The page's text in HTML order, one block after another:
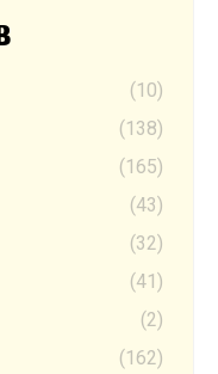
(10)
(138)
(165)
(43)
(32)
(41)
(2)
(162)